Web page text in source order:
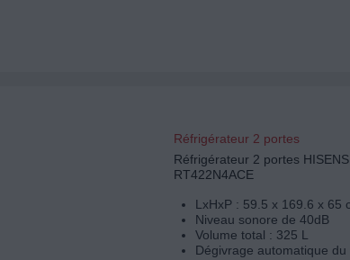
Réfrigérateur 2 portes
Réfrigérateur 2 portes
RT422N4ACE
LxHxP : 59.5 x 169.6 x 65
Niveau sonore de 40dB
Volume total : 325 L
Dégivrage automatique